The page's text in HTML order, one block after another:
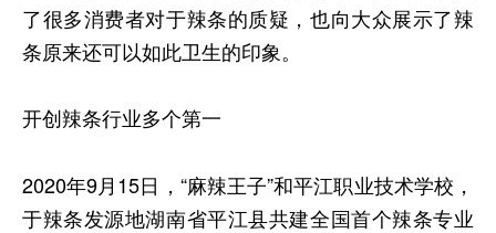
了很多消费者对于辣条的质疑，也向大众展示了辣
条原来还可以如此卫生的印象。
开创辣条行业多个第一
2020年9月15日，“麻辣王子”和平江职业技术学校，
于辣条发源地湖南省平江县共建全国首个辣条专业